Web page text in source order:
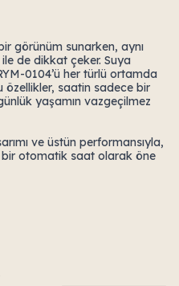
görünüm sunarken, aynı
de dikkat çeker. Suya
0104’ü her türlü ortamda
özellikler, saatin sadece bir
yaşamın vazgeçilmez
ve üstün performansıyla,
otomatik saat olarak öne